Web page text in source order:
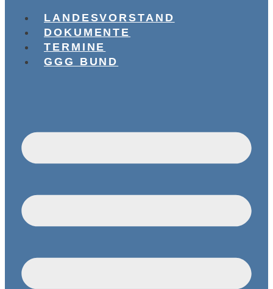
LANDESVORSTAND
DOKUMENTE
TERMINE
GGG BUND